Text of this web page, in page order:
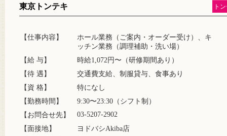
東京トンテキ ト
【仕事内容】
ホール業務（ご案内・オーダー受け）、キ
ッチン業務（調理補助・洗い場）
【給 与】
時給1,072円〜（研修期間あり）
【待 遇】
交通費支給、制服貸与、食事あり
【資 格】
特になし
【勤務時間】
9:30〜23:30（シフト制）
【お問合せ先】
03-5207-2902
【面接地】
ヨドバシAkiba店